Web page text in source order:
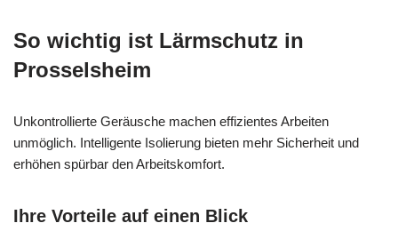
So wichtig ist Lärmschutz in
Prosselsheim
Unkontrollierte Geräusche machen effizientes Arbeiten
unmöglich. Intelligente Isolierung bieten mehr Sicherheit und
erhöhen spürbar den Arbeitskomfort.
Ihre Vorteile auf einen Blick